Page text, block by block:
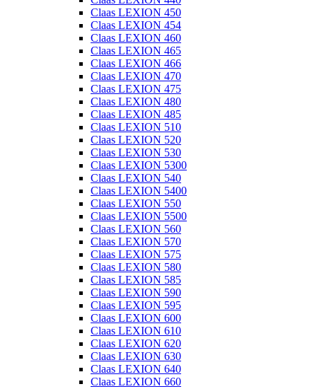
Claas LEXION 450
Claas LEXION 454
Claas LEXION 460
Claas LEXION 465
Claas LEXION 466
Claas LEXION 470
Claas LEXION 475
Claas LEXION 480
Claas LEXION 485
Claas LEXION 510
Claas LEXION 520
Claas LEXION 530
Claas LEXION 5300
Claas LEXION 540
Claas LEXION 5400
Claas LEXION 550
Claas LEXION 5500
Claas LEXION 560
Claas LEXION 570
Claas LEXION 575
Claas LEXION 580
Claas LEXION 585
Claas LEXION 590
Claas LEXION 595
Claas LEXION 600
Claas LEXION 610
Claas LEXION 620
Claas LEXION 630
Claas LEXION 640
Claas LEXION 660